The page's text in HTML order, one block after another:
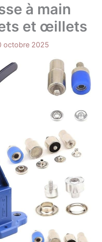
à main
et œillets
octobre 2025